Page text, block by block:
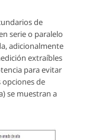
de
serie o paralelo
adicionalmente
extraíbles
para evitar
opciones de
se muestran a